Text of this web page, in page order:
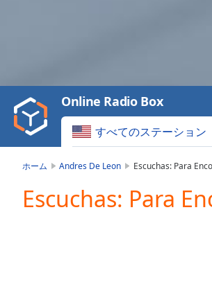
Video
Play
Backward
Skip
Mute
Current
Time0:00
すべてのステーション
Online Radio Box
ホーム Andres De Leon Escuchas: Para
Escuchas: Para